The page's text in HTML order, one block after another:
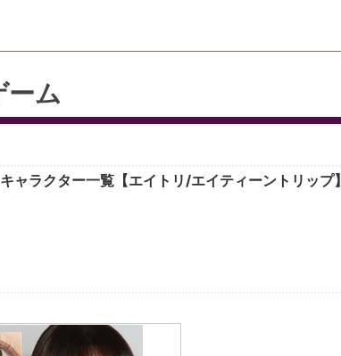
ーム
ャラクター一覧【エイトリ/エイティーントリップ】